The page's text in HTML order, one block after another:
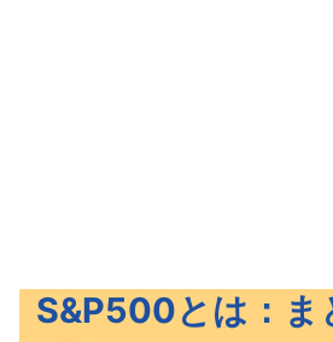
S&P500とは：ま